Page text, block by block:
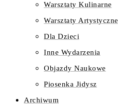
Warsztaty Kulinarne
Warsztaty Artystyczne
Dla Dzieci
Inne Wydarzenia
Objazdy Naukowe
Piosenka Jidysz
Archiwum